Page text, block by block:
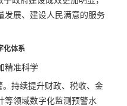
发展、建设人民满意的服务
化体系
精准科学
持续提升财政、税收、金
等领域数字化监测预警水